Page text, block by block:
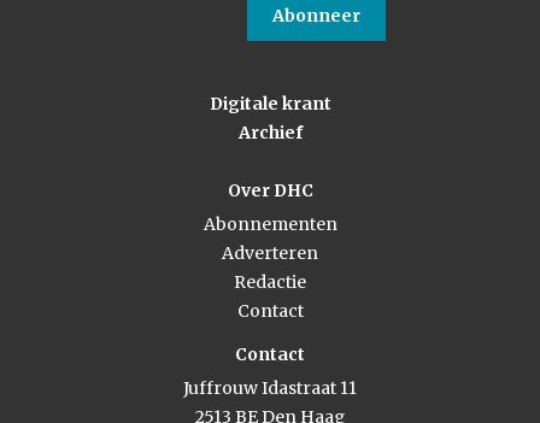
Abonneer
Digitale krant
Archief
Over DHC
Abonnementen
Adverteren
Redactie
Contact
Contact
Juffrouw Idastraat 11
2513 BE Den Haag